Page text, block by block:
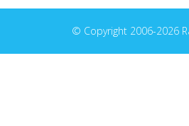
© Copyright 2006-2026